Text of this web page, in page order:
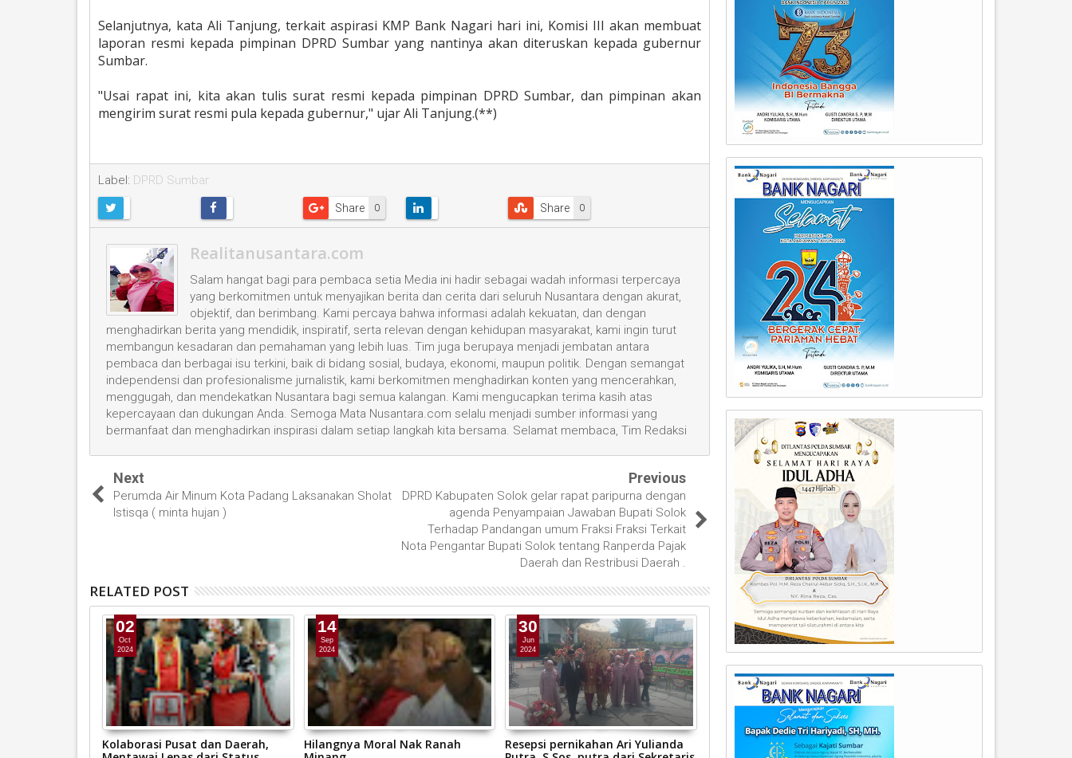
Selanjutnya, kata Ali Tanjung, terkait aspirasi KMP Bank Nagari hari ini, Komisi III akan membuat
laporan resmi kepada pimpinan DPRD Sumbar yang nantinya akan diteruskan kepada gubernur
Sumbar.
"Usai rapat ini, kita akan tulis surat resmi kepada pimpinan DPRD Sumbar, dan pimpinan akan
mengirim surat resmi pula kepada gubernur," ujar Ali Tanjung.(**)
Label: DPRD Sumbar
0
Share 0
Share
Realitanusantara.com
Salam hangat bagi para pembaca setia Media ini hadir sebagai wadah informasi terpercaya
yang berkomitmen untuk menyajikan berita dan cerita dari seluruh Nusantara dengan akurat,
objektif, dan berimbang. Kami percaya bahwa informasi adalah kekuatan, dan dengan
menghadirkan berita yang mendidik, inspiratif, serta relevan dengan kehidupan masyarakat, kami ingin turut
membangun kesadaran dan pemahaman yang lebih luas. Tim juga berupaya menjadi jembatan antara
pembaca dan berbagai isu terkini, baik di bidang sosial, budaya, ekonomi, maupun politik. Dengan semangat
independensi dan profesionalisme jurnalistik, kami berkomitmen menghadirkan konten yang mencerahkan,
menggugah, dan mendekatkan Nusantara bagi semua kalangan. Kami mengucapkan terima kasih atas
kepercayaan dan dukungan Anda. Semoga Mata Nusantara.com selalu menjadi sumber informasi yang
bermanfaat dan menghadirkan inspirasi dalam setiap langkah kita bersama. Selamat membaca, Tim Redaksi
Next
Perumda Air Minum Kota Padang Laksanakan Sholat
Istisqa ( minta hujan )
Previous
DPRD Kabupaten Solok gelar rapat paripurna dengan
agenda Penyampaian Jawaban Bupati Solok
Terhadap Pandangan umum Fraksi Fraksi Terkait
Nota Pengantar Bupati Solok tentang Ranperda Pajak
Daerah dan Restribusi Daerah .
RELATED POST
02
Oct
2024
Kolaborasi Pusat dan Daerah,
14
Sep
2024
Hilangnya Moral Nak Ranah
30
Jun
2024
Resepsi pernikahan Ari Yulianda
22
May
DPRD Sumbar Gelar Rapat